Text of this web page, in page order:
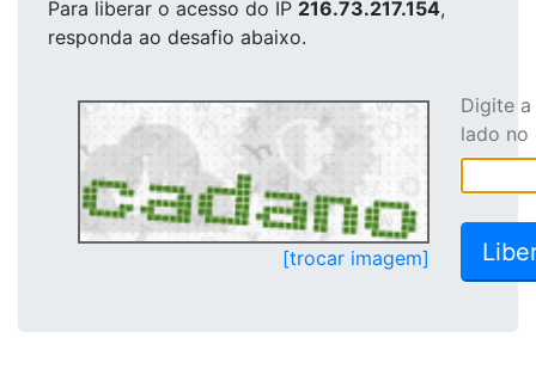
Para liberar o acesso do IP 216.73.217.154,
responda ao desafio abaixo.
[trocar imagem]
Digite
lado no